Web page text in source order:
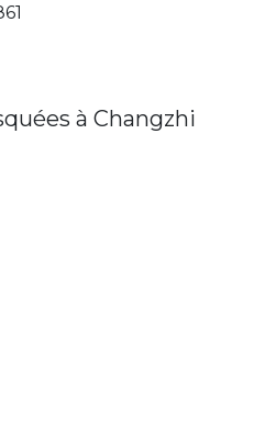
à Changzhi